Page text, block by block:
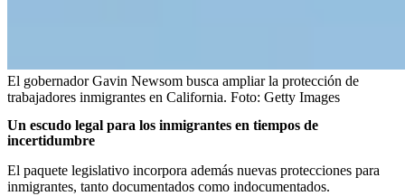
El gobernador Gavin Newsom busca ampliar la protección de
trabajadores inmigrantes en California. Foto: Getty Images
Un escudo legal para los inmigrantes en tiempos de
incertidumbre
El paquete legislativo incorpora además nuevas protecciones para
inmigrantes, tanto documentados como indocumentados.